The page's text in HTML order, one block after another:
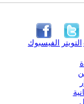
الفيسبوك التويتر